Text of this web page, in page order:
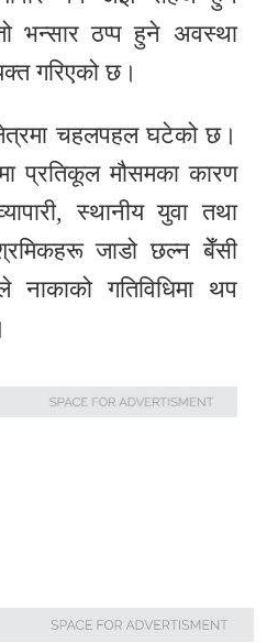
भन्सार ठप्प हुने अवस्था
गरिएको छ।
चहलपहल घटेको छ।
प्रतिकूल मौसमका कारण
स्थानीय युवा तथा
जाडो छल्न बेँसी
गतिविधिमा थप